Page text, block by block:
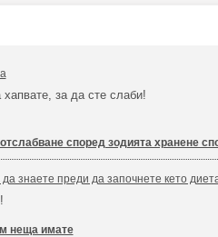
хапвате, за да сте слаби!
според зодията хранене
знаете преди да започнете кето
неща имате